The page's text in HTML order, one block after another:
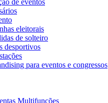
eleitorais
de solteiro
desportivos
para eventos e congressos
Multifunções